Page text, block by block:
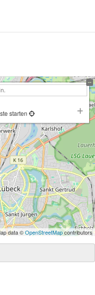
starten
data ©OpenStreetMapcontributors